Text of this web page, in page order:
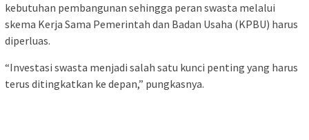
kebutuhan pembangunan sehingga peran swasta melalui
skema Kerja Sama Pemerintah dan Badan Usaha (KPBU) harus
diperluas.
“Investasi swasta menjadi salah satu kunci penting yang harus
terus ditingkatkan ke depan,” pungkasnya.